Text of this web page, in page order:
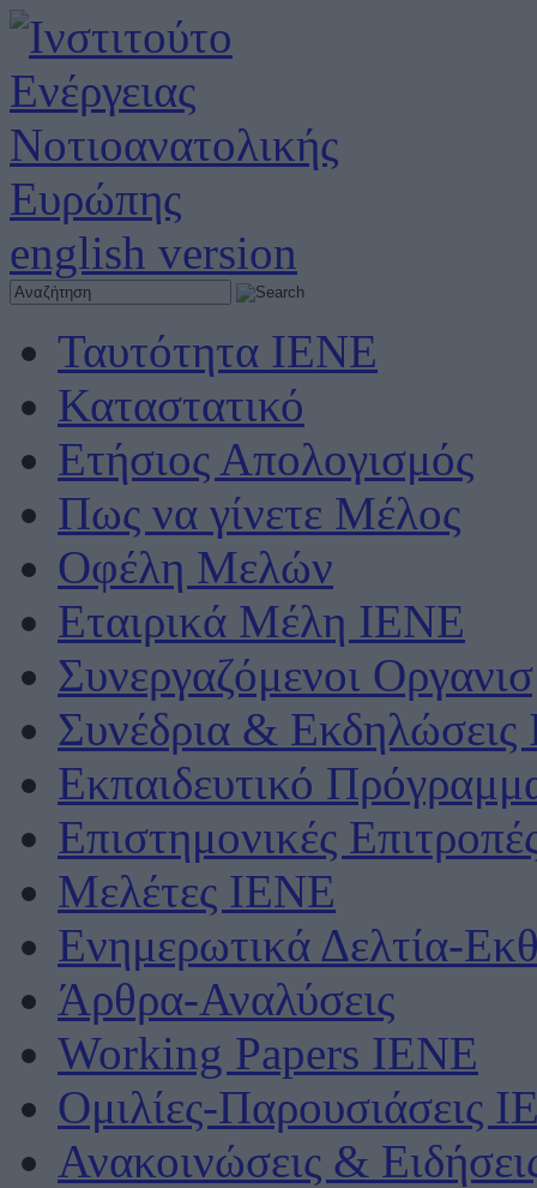
english version
Ταυτότητα ΙΕΝΕ
Καταστατικό
Ετήσιος Απολογισμός
Πως να γίνετε Μέλος
Οφέλη Μελών
Εταιρικά Μέλη ΙΕΝΕ
Συνεργαζόμενοι
Συνέδρια &
Εκπαιδευτικό
Επιστημονικές
Μελέτες ΙΕΝΕ
Ενημερωτικά Δελτία-
Άρθρα-Αναλύσεις
Working Papers IENE
Ομιλίες-Παρουσιάσεις
Ανακοινώσεις &